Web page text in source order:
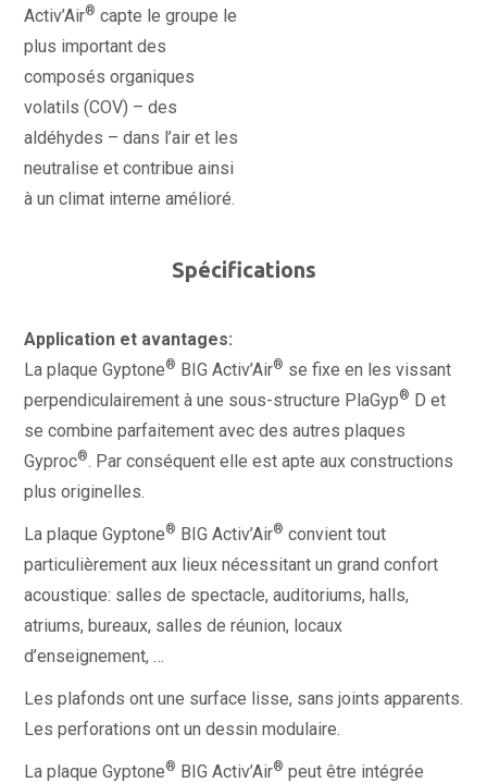
Activ’Air® capte le groupe le
plus important des
composés organiques
volatils (COV) – des
aldéhydes – dans l’air et les
neutralise et contribue ainsi
à un climat interne amélioré.
Spécifications
Application et avantages:
La plaque Gyptone® BIG Activ’Air® se fixe en les vissant
perpendiculairement à une sous-structure PlaGyp® D et
se combine parfaitement avec des autres plaques
Gyproc®. Par conséquent elle est apte aux constructions
plus originelles.
La plaque Gyptone® BIG Activ’Air® convient tout
particulièrement aux lieux nécessitant un grand confort
acoustique: salles de spectacle, auditoriums, halls,
atriums, bureaux, salles de réunion, locaux
d’enseignement, …
Les plafonds ont une surface lisse, sans joints apparents.
Les perforations ont un dessin modulaire.
La plaque Gyptone® BIG Activ’Air® peut être intégrée